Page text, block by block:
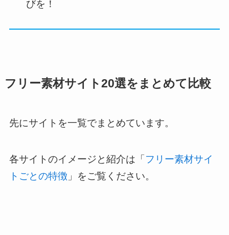
びを！
フリー素材サイト20選をまとめて比較
先にサイトを一覧でまとめています。
各サイトのイメージと紹介は「フリー素材サイ
トごとの特徴 」をご覧ください。